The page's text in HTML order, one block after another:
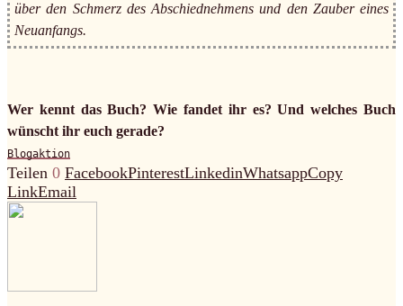
über den Schmerz des Abschiednehmens und den Zauber eines
Neuanfangs.
Wer kennt das Buch? Wie fandet ihr es? Und welches Buch
wünscht ihr euch gerade?
Blogaktion
Teilen 0 FacebookPinterestLinkedinWhatsappCopy
LinkEmail